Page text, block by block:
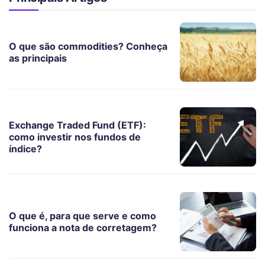
O que são commodities? Conheça
as principais
Exchange Traded Fund (ETF):
como investir nos fundos de
índice?
O que é, para que serve e como
funciona a nota de corretagem?